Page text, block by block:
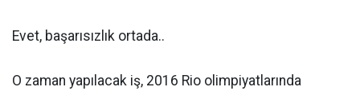
Evet, başarısızlık ortada..
O zaman yapılacak iş, 2016 Rio olimpiyatlarında